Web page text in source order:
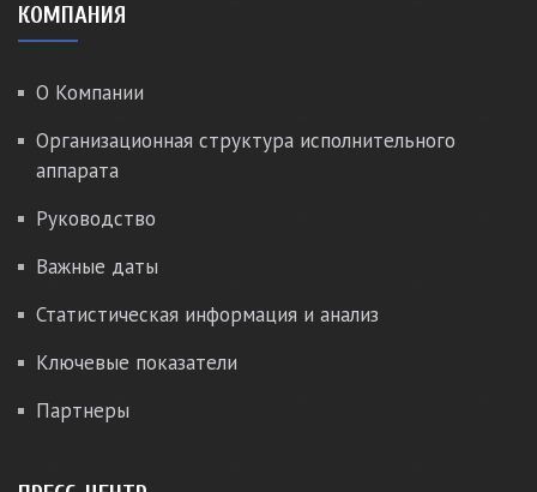
КОМПАНИЯ
О Компании
Организационная структура исполнительного
аппарата
Руководство
Важные даты
Статистическая информация и анализ
Ключевые показатели
Партнеры